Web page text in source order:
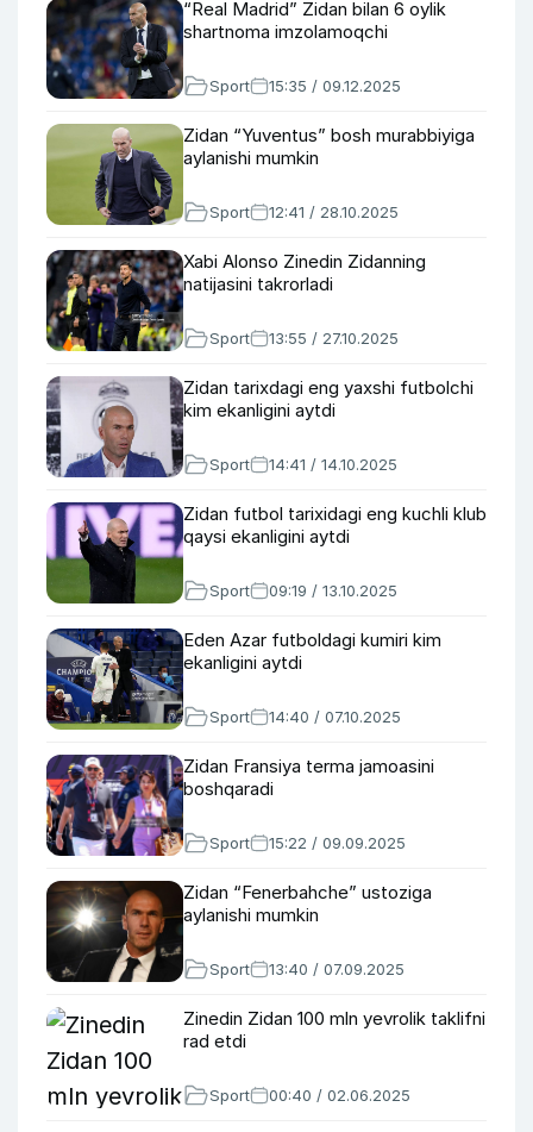
“Real Madrid” Zidan bilan 6 oylik
shartnoma imzolamoqchi
Sport 15:35 / 09.12.2025
Zidan “Yuventus” bosh murabbiyiga
aylanishi mumkin
Sport 12:41 / 28.10.2025
Xabi Alonso Zinedin Zidanning
natijasini takrorladi
Sport 13:55 / 27.10.2025
Zidan tarixdagi eng yaxshi futbolchi
kim ekanligini aytdi
Sport 14:41 / 14.10.2025
Zidan futbol tarixidagi eng kuchli klub
qaysi ekanligini aytdi
Sport 09:19 / 13.10.2025
Eden Azar futboldagi kumiri kim
ekanligini aytdi
Sport 14:40 / 07.10.2025
Zidan Fransiya terma jamoasini
boshqaradi
Sport 15:22 / 09.09.2025
Zidan “Fenerbahche” ustoziga
aylanishi mumkin
Sport 13:40 / 07.09.2025
Zinedin Zidan 100 mln yevrolik taklifni
rad etdi
Sport 00:40 / 02.06.2025